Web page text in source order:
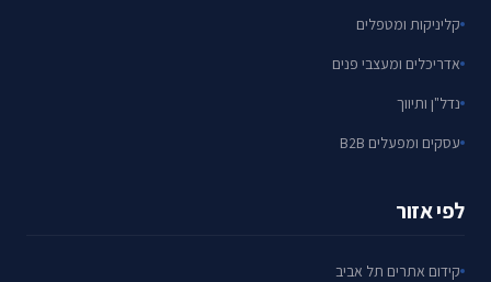
קליניקות ומטפלים
אדריכלים ומעצבי פנים
נדל"ן ותיווך
עסקים ומפעלים B2B
לפי אזור
קידום אתרים תל אביב